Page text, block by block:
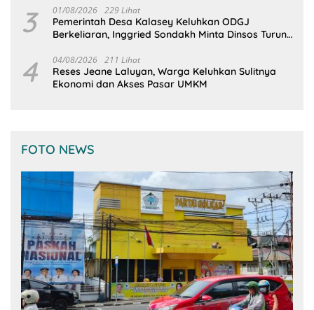
3 01/08/2026 229 Lihat
Pemerintah Desa Kalasey Keluhkan ODGJ
Berkeliaran, Inggried Sondakh Minta Dinsos Turun
4 04/08/2026 211 Lihat
Reses Jeane Laluyan, Warga Keluhkan Sulitnya
Ekonomi dan Akses Pasar UMKM
FOTO NEWS